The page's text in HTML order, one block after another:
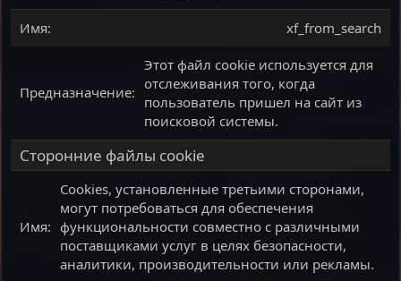
xf_from_search
Этот файл cookie используется для
отслеживания того, когда
пользователь пришел на сайт из
поисковой системы.
Сторонние файлы cookie
Cookies, установленные третьими сторонами,
могут потребоваться для обеспечения
функциональности совместно с различными
поставщиками услуг в целях безопасности,
аналитики, производительности или рекламы.